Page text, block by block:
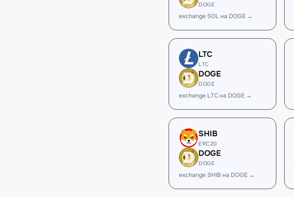
DOGE
exchange SOL на DOGE →
LTC
LTC
DOGE
DOGE
exchange LTC на DOGE →
SHIB
ERC20
DOGE
DOGE
exchange SHIB на DOGE →